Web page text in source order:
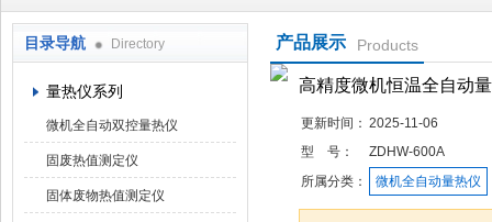
目录导航 Directory
量热仪系列
微机全自动双控量热仪
固废热值测定仪
固体废物热值测定仪
产品展示 Products
高精度微机恒温全自动
更新时间： 2025-11-06
型 号：
ZDHW-600A
所属分类：
微机全自动量热仪